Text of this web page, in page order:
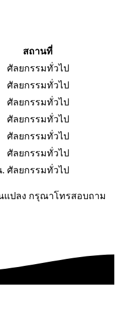
สถานที่
ศัลยกรรมทั่วไป
ศัลยกรรมทั่วไป
ศัลยกรรมทั่วไป
ศัลยกรรมทั่วไป
ศัลยกรรมทั่วไป
ศัลยกรรมทั่วไป
. ศัลยกรรมทั่วไป
แปลง กรุณาโทรสอบถาม